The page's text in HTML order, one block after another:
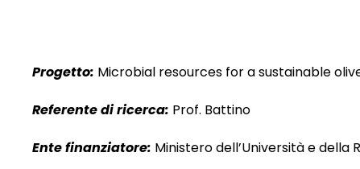
Progetto: Microbial resources for a sustainable
Referente di ricerca: Prof. Battino
Ente finanziatore: Ministero dell’Università e della